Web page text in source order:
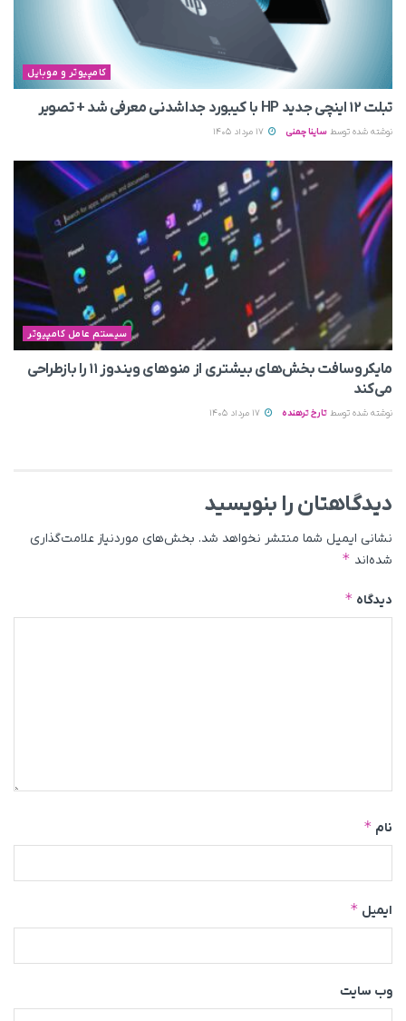
کامپیوتر و موبایل
تبلت ۱۲ اینچی جدید HP با کیبورد جداشدنی معرفی شد + تصویر
نوشته شده توسط ساینا چمنی
سیستم عامل کامپیوتر
مایکروسافت بخش‌های بیشتری از منوهای ویندوز ۱۱ را بازطراحی
می‌کند
نوشته شده توسط تارخ ترهنده
دیدگاهتان را بنویسید
نشانی ایمیل شما منتشر نخواهد شد. بخش‌های موردنیاز علامت‌گذاری
شده‌اند *
دیدگاه *
نام *
ایمیل *
وب‌ سایت